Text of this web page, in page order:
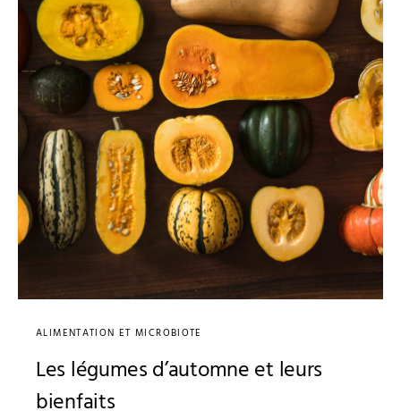
ALIMENTATION ET MICROBIOTE
Les légumes d’automne et leurs
bienfaits